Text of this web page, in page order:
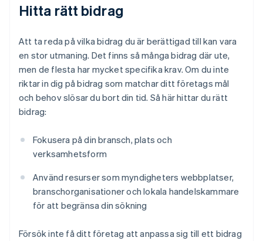
Hitta rätt bidrag
Att ta reda på vilka bidrag du är berättigad till kan vara
en stor utmaning. Det finns så många bidrag där ute,
men de flesta har mycket specifika krav. Om du inte
riktar in dig på bidrag som matchar ditt företags mål
och behov slösar du bort din tid. Så här hittar du rätt
bidrag:
Fokusera på din bransch, plats och
verksamhetsform
Använd resurser som myndigheters webbplatser,
branschorganisationer och lokala handelskammare
för att begränsa din sökning
Försök inte få ditt företag att anpassa sig till ett bidrag